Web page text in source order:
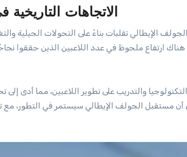
الاتجاهات التاريخية
الإيطالي تقلبات بناءً على التحولات الجيلية
هناك ارتفاع ملحوظ في عدد اللاعبين الذين حققوا
والتدريب على تطوير اللاعبين، مما أدى إلى
أن مستقبل الجولف الإيطالي سيستمر في التطور،